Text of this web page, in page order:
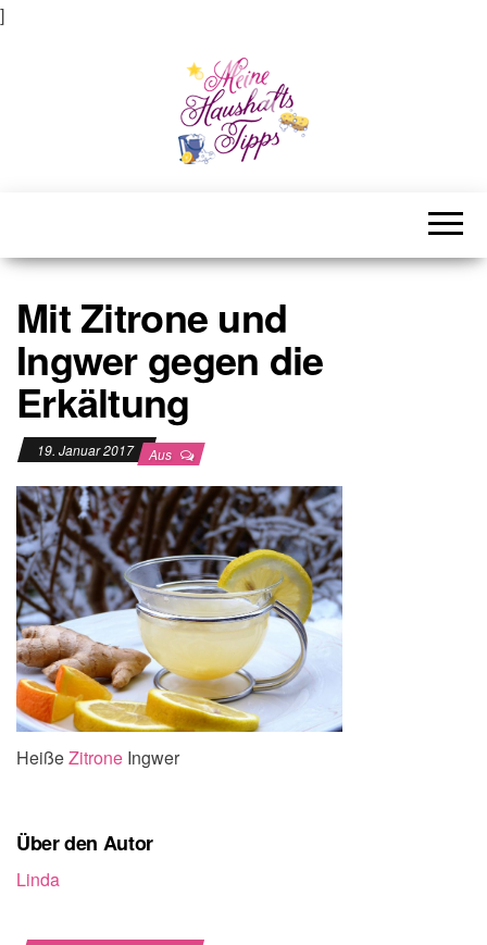
]
Mit Zitrone und
Ingwer gegen die
Erkältung
19. Januar 2017 Aus
HeißeZitrone Ingwer
Über den Autor
Linda